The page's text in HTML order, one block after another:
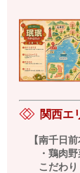
関西エ
【南千日前
・鶏肉野
こだわり